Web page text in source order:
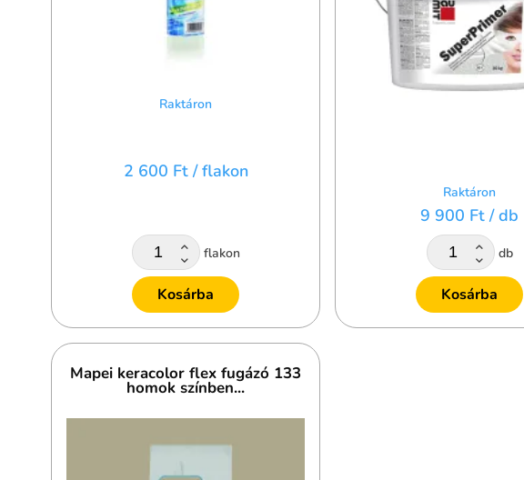
Raktáron
2 600 Ft / flakon
flakon
Kosárba
Raktáron
9 900 Ft / db
db
Kosárba
Mapei keracolor flex fugázó 133
homok színben...